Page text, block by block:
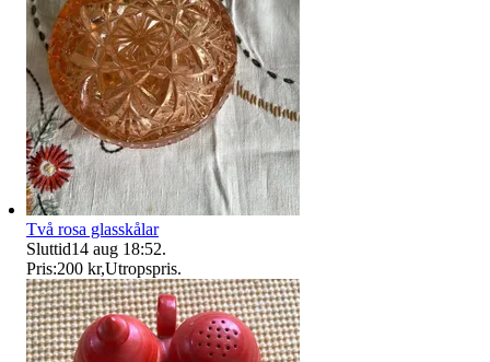
Två rosa glasskålar
Sluttid14 aug 18:52.
Pris:200 kr,Utropspris.